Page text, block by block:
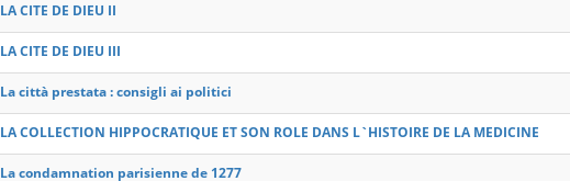
LA CITE DE DIEU II
LA CITE DE DIEU III
La città prestata : consigli ai politici
LA COLLECTION HIPPOCRATIQUE ET SON ROLE DANS L`HISTOIRE DE LA MEDICINE
La condamnation parisienne de 1277